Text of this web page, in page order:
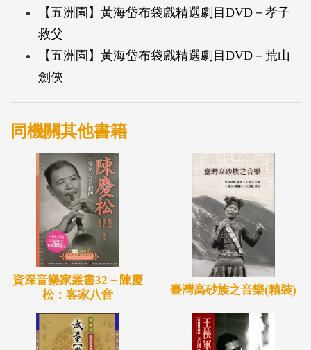
【五洲園】黃海岱布袋戲精選劇目DVD－孝子
救父
【五洲園】黃海岱布袋戲精選劇目DVD－荒山
劍俠
同機關其他書籍
資深音樂家叢書32－陳慶
松：客家八音
臺灣高砂族之音樂(精裝)